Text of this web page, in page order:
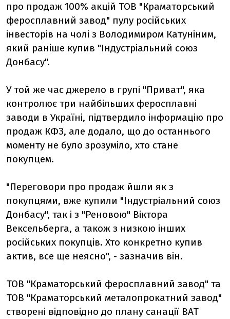
про продаж 100% акцій ТОВ "Краматорський
феросплавний завод" пулу російських
інвесторів на чолі з Володимиром Катуніним,
який раніше купив "Індустріальний союз
Донбасу".
У той же час джерело в групі "Приват", яка
контролює три найбільших феросплавні
заводи в Україні, підтвердило інформацію про
продаж КФЗ, але додало, що до останнього
моменту не було зрозуміло, хто стане
покупцем.
"Переговори про продаж йшли як з
покупцями, вже купили "Індустріальний союз
Донбасу", так і з "Реновою" Віктора
Вексельберга, а також з низкою інших
російських покупців. Хто конкретно купив
актив, все ще неясно", - зазначив він.
ТОВ "Краматорський феросплавний завод" та
ТОВ "Краматорський металопрокатний завод"
створені відповідно до плану санації ВАТ